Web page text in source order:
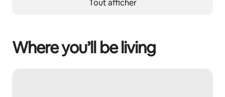
Tout afficher
Where you’ll be living